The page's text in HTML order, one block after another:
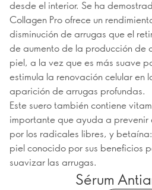
desde el interior. Se ha
Collagen Pro ofrece un
disminución de arrugas que el
de aumento de la producción de
piel, a la vez que es más suave
estimula la renovación celular en
aparición de arrugas profundas.
Este suero también contiene
importante que ayuda a
por los radicales libres, y
piel conocido por sus beneficios
suavizar las arrugas.
Sérum